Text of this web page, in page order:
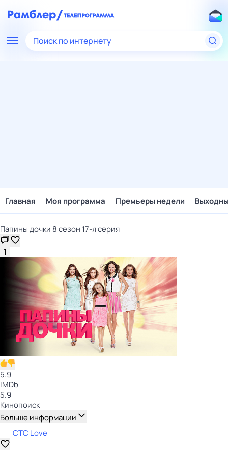
Поиск по интернету
Главная Моя программа Премьеры недели
Папины дочки 8 сезон 17-я серия
1
5.9
IMDb
5.9
Кинопоиск
Больше информации
СТС Love